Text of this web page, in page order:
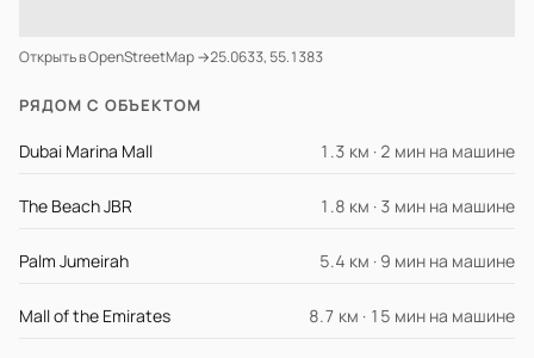
Открыть в OpenStreetMap →25.0633, 55.1383
РЯДОМ С ОБЪЕКТОМ
Dubai Marina Mall 1.3 км · 2 мин на машине
The Beach JBR 1.8 км · 3 мин на машине
Palm Jumeirah 5.4 км · 9 мин на машине
Mall of the Emirates 8.7 км · 15 мин на машине